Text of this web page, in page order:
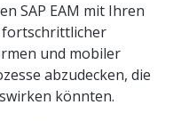
SAP EAM mit Ihren
fortschrittlicher
und mobiler
abzudecken, die
könnten.